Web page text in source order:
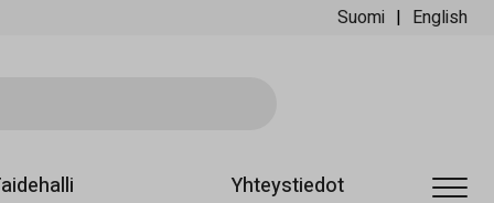
Suomi English
Yhteystiedot